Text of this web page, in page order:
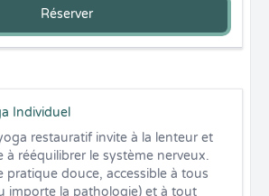
Réserver
Individuel
restauratif invite à la lenteur et
à rééquilibrer le système nerveux.
pratique douce, accessible à tous
importe la pathologie) et à tout